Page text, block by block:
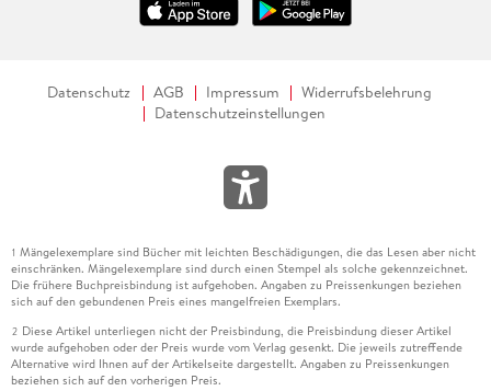
Datenschutz AGB Impressum
Widerrufsbelehrung
Datenschutzeinstellungen
1 Mängelexemplare sind Bücher mit leichten Beschädigungen, die das Lesen aber nicht
einschränken. Mängelexemplare sind durch einen Stempel als solche gekennzeichnet.
Die frühere Buchpreisbindung ist aufgehoben. Angaben zu Preissenkungen beziehen
sich auf den gebundenen Preis eines mangelfreien Exemplars.
2 Diese Artikel unterliegen nicht der Preisbindung, die Preisbindung dieser Artikel
wurde aufgehoben oder der Preis wurde vom Verlag gesenkt. Die jeweils zutreffende
Alternative wird Ihnen auf der Artikelseite dargestellt. Angaben zu Preissenkungen
beziehen sich auf den vorherigen Preis.